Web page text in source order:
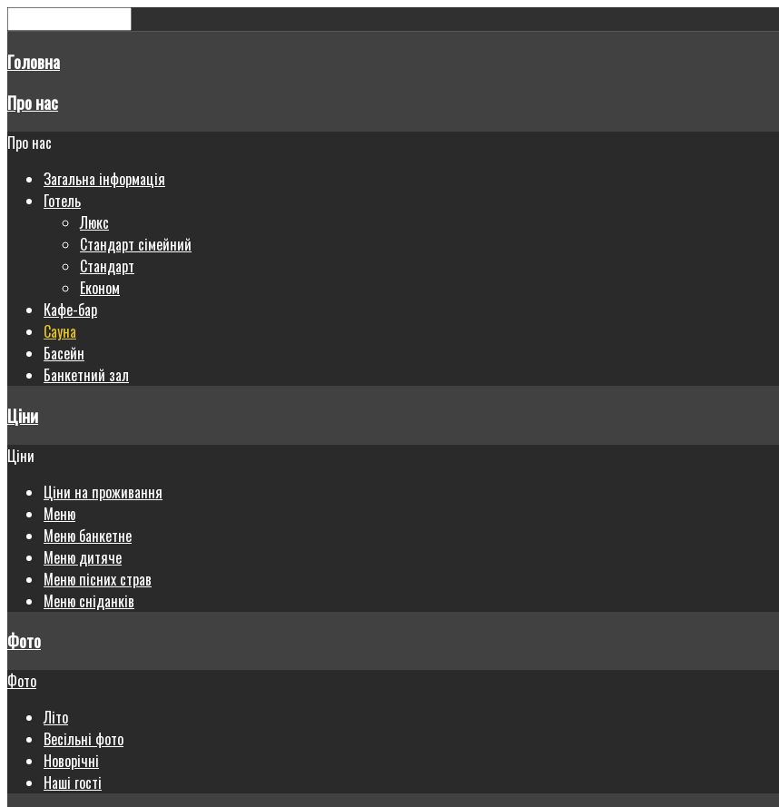
Головна
Про нас
Про нас
Загальна інформація
Готель
Люкс
Стандарт сімейний
Стандарт
Економ
Кафе-бар
Сауна
Басейн
Банкетний зал
Ціни
Ціни
Ціни на проживання
Меню
Меню банкетне
Меню дитяче
Меню пісних страв
Меню сніданків
Фото
Фото
Літо
Весільні фото
Новорічні
Наші гості